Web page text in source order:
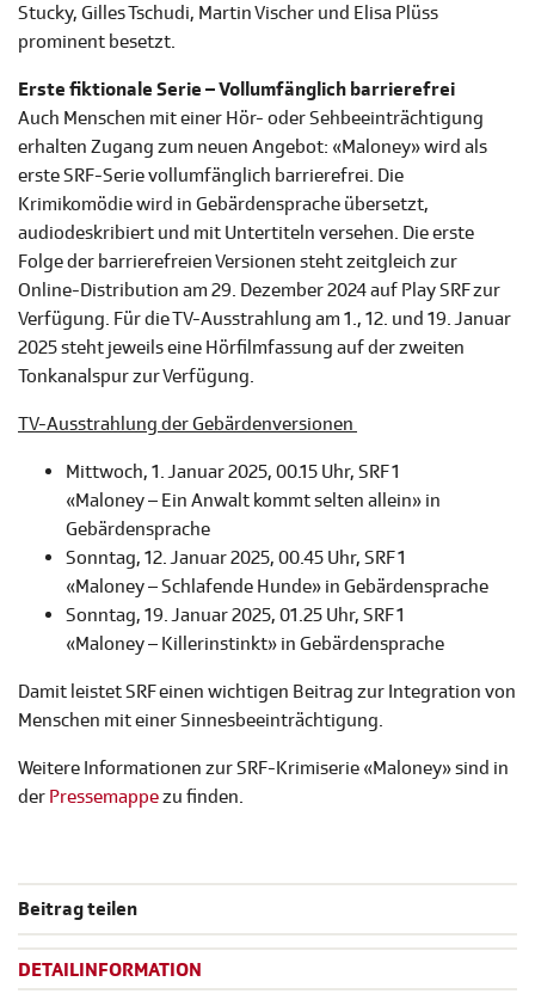
Stucky, Gilles Tschudi, Martin Vischer und Elisa Plüss
prominent besetzt.
Erste fiktionale Serie – Vollumfänglich barrierefrei
Auch Menschen mit einer Hör- oder Sehbeeinträchtigung
erhalten Zugang zum neuen Angebot: «Maloney» wird als
erste SRF-Serie vollumfänglich barrierefrei. Die
Krimikomödie wird in Gebärdensprache übersetzt,
audiodeskribiert und mit Untertiteln versehen. Die erste
Folge der barrierefreien Versionen steht zeitgleich zur
Online-Distribution am 29. Dezember 2024 auf Play SRF zur
Verfügung. Für die TV-Ausstrahlung am 1., 12. und 19. Januar
2025 steht jeweils eine Hörfilmfassung auf der zweiten
Tonkanalspur zur Verfügung.
TV-Ausstrahlung der Gebärdenversionen
Mittwoch, 1. Januar 2025, 00.15 Uhr, SRF 1
«Maloney – Ein Anwalt kommt selten allein» in
Gebärdensprache
Sonntag, 12. Januar 2025, 00.45 Uhr, SRF 1
«Maloney – Schlafende Hunde» in Gebärdensprache
Sonntag, 19. Januar 2025, 01.25 Uhr, SRF 1
«Maloney – Killerinstinkt» in Gebärdensprache
Damit leistet SRF einen wichtigen Beitrag zur Integration von
Menschen mit einer Sinnesbeeinträchtigung.
Weitere Informationen zur SRF-Krimiserie «Maloney» sind in
der Pressemappezu finden.
Beitrag teilen
DETAILINFORMATION